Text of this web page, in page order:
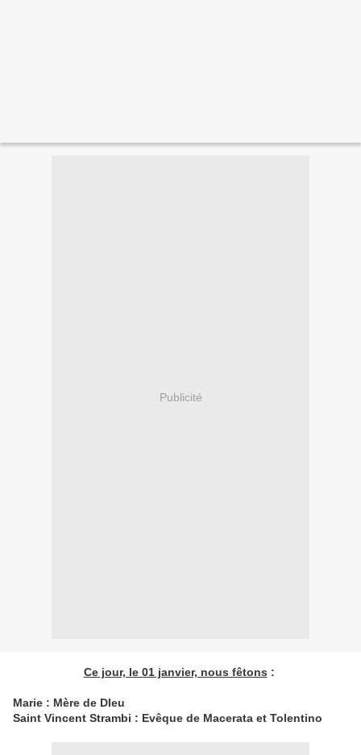
Publicité
Ce jour, le 01 janvier, nous fêtons :
Marie : Mère de DIeu
Saint Vincent Strambi : Evêque de Macerata et Tolentino